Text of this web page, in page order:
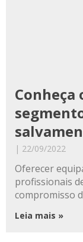
Conheça
22/09/2022
Oferecer
profissionais
compromisso
Leia mais »